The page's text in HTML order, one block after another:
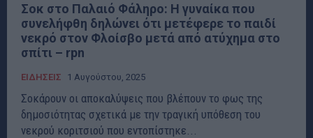
Σοκ στο Παλαιό Φάληρο: Η γυναίκα που
συνελήφθη δηλώνει ότι μετέφερε το παιδί
νεκρό στον Φλοίσβο μετά από ατύχημα στο
σπίτι – rpn
ΕΙΔΗΣΕΙΣ 1 Αυγούστου, 2025
Σοκάρουν οι αποκαλύψεις που βλέπουν το φως της
δημοσιότητας σχετικά με την τραγική υπόθεση του
νεκρού κοριτσιού που εντοπίστηκε...